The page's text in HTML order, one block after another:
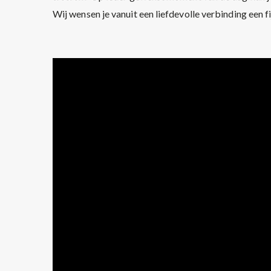
Wij wensen je vanuit een liefdevolle verbinding een